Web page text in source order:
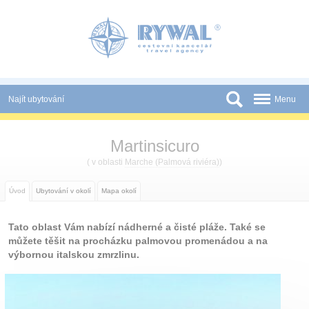
Najít ubytování
Státy
Partneři
Tištěné katalogy
Menu
Martinsicuro
( v oblasti Marche (Palmová riviéra))
Úvod Ubytování v okolí Mapa okolí
Tato oblast Vám nabízí nádherné a čisté pláže. Také se
můžete těšit na procházku palmovou promenádou a na
výbornou italskou zmrzlinu.